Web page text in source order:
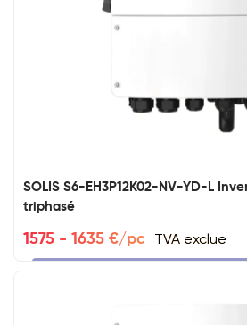
SOLIS S6-EH3P12K02-NV-YD-L
triphasé
1575 - 1635 €/pc TVA exclue